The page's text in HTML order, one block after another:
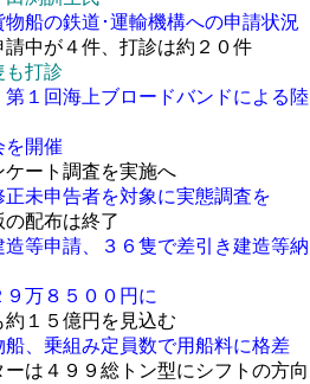
物船の鉄道･運輸機構への申請状況
請中が４件、打診は約２０件
も打診
第１回海上ブロードバンドによる陸
開催
ケート調査を実施へ
正未申告者を対象に実態調査を
配布は終了
造等申請、３６隻で差引き建造等納
万８５００円に
１５億円を見込む
船、乗組み定員数で用船料に格差
は４９９総トン型にシフトの方向